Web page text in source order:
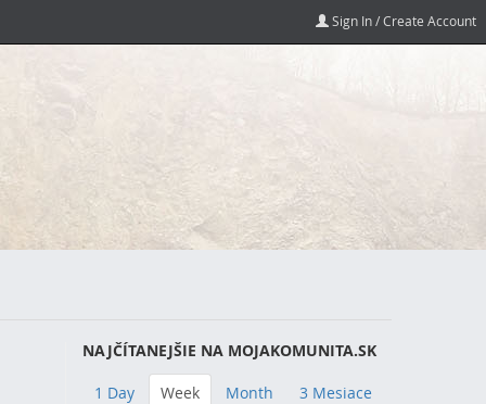
Sign In / Create Account
NAJČÍTANEJŠIE NA MOJAKOMUNITA.SK
1 Day Week Month 3 Mesiace